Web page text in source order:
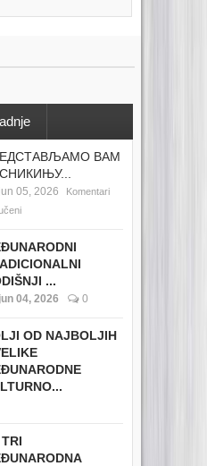
ВАМ
jun 05, 2026
Komentari
...
jun 04, 2026 0
OD NAJBOLJIH